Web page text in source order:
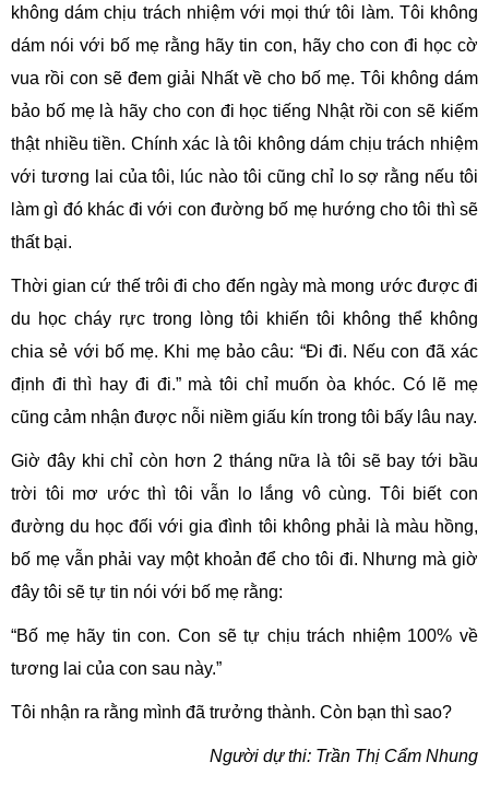
không dám chịu trách nhiệm với mọi thứ tôi làm. Tôi không
dám nói với bố mẹ rằng hãy tin con, hãy cho con đi học cờ
vua rồi con sẽ đem giải Nhất về cho bố mẹ. Tôi không dám
bảo bố mẹ là hãy cho con đi học tiếng Nhật rồi con sẽ kiếm
thật nhiều tiền. Chính xác là tôi không dám chịu trách nhiệm
với tương lai của tôi, lúc nào tôi cũng chỉ lo sợ rằng nếu tôi
làm gì đó khác đi với con đường bố mẹ hướng cho tôi thì sẽ
thất bại.
Thời gian cứ thế trôi đi cho đến ngày mà mong ước được đi
du học cháy rực trong lòng tôi khiến tôi không thể không
chia sẻ với bố mẹ. Khi mẹ bảo câu: “Đi đi. Nếu con đã xác
định đi thì hay đi đi.” mà tôi chỉ muốn òa khóc. Có lẽ mẹ
cũng cảm nhận được nỗi niềm giấu kín trong tôi bấy lâu nay.
Giờ đây khi chỉ còn hơn 2 tháng nữa là tôi sẽ bay tới bầu
trời tôi mơ ước thì tôi vẫn lo lắng vô cùng. Tôi biết con
đường du học đối với gia đình tôi không phải là màu hồng,
bố mẹ vẫn phải vay một khoản để cho tôi đi. Nhưng mà giờ
đây tôi sẽ tự tin nói với bố mẹ rằng:
“Bố mẹ hãy tin con. Con sẽ tự chịu trách nhiệm 100% về
tương lai của con sau này.”
Tôi nhận ra rằng mình đã trưởng thành. Còn bạn thì sao?
Người dự thi: Trần Thị Cẩm Nhung